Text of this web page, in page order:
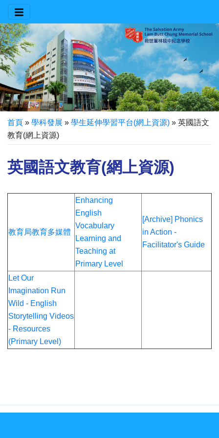
首頁 » 學科發展 » 學生延伸學習平台(網上資源) » 英國語文
教育(網上資源)
英國語文教育(網上資源)
教育局教育多媒體
Enhancing
English
Vocabulary
Learning and
Teaching at
Primary Level
[Archive] Phonics
in Action -
Facilitator's Guide
Let Our
Imagination Run
Wild - English
Storytelling Videos
- Resources
(Primary Level)